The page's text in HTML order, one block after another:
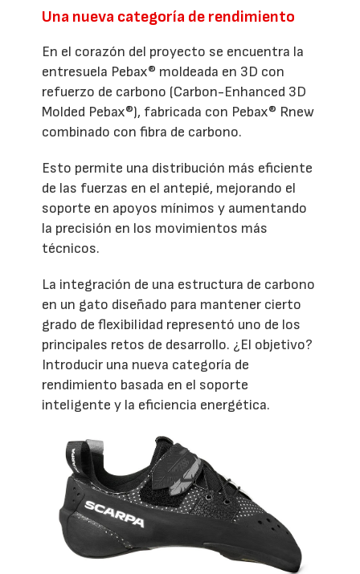
Una nueva categoría de rendimiento
En el corazón del proyecto se encuentra la
entresuela Pebax® moldeada en 3D con
refuerzo de carbono (Carbon-Enhanced 3D
Molded Pebax®), fabricada con Pebax® Rnew
combinado con fibra de carbono.
Esto permite una distribución más eficiente
de las fuerzas en el antepié, mejorando el
soporte en apoyos mínimos y aumentando
la precisión en los movimientos más
técnicos.
La integración de una estructura de carbono
en un gato diseñado para mantener cierto
grado de flexibilidad representó uno de los
principales retos de desarrollo. ¿El objetivo?
Introducir una nueva categoría de
rendimiento basada en el soporte
inteligente y la eficiencia energética.